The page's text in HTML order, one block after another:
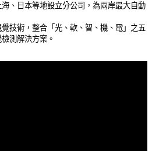
、日本等地設立分公司，為兩岸最大自動
技術，整合「光、軟、智、機、電」之五
測解決方案。